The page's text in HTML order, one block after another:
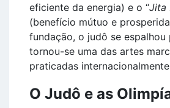
eficiente da energia) e o “Jita
(benefício mútuo e
fundação, o judô se espalhou
tornou-se uma das artes
praticadas
O Judô e as